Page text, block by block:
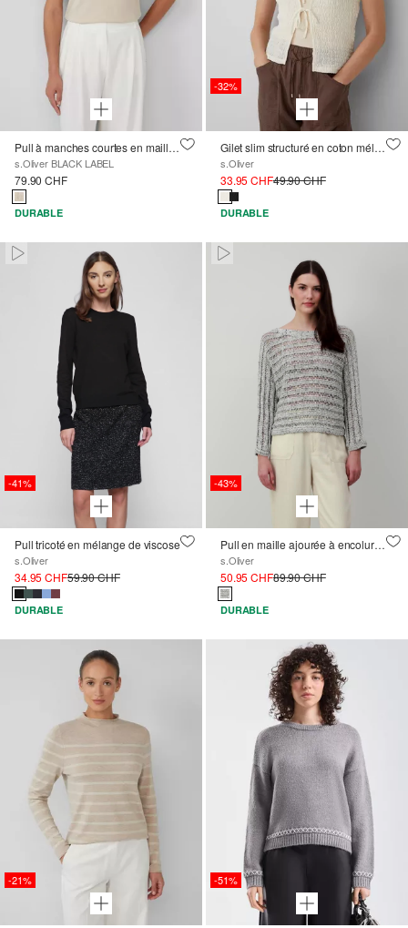
Pull à manches courtes en maille fine avec détails pailletés
s.Oliver BLACK LABEL
79.90 CHF
DURABLE
-32%
Gilet slim structuré en coton mélangé
s.Oliver
33.95 CHF49.90 CHF
DURABLE
Paused • Muted
-41%
Pull tricoté en mélange de viscose
s.Oliver
34.95 CHF59.90 CHF
DURABLE
Paused • Muted
-43%
Pull en maille ajourée à encolure bateau et manches chauve-souris
s.Oliver
50.95 CHF89.90 CHF
DURABLE
-21% -51%